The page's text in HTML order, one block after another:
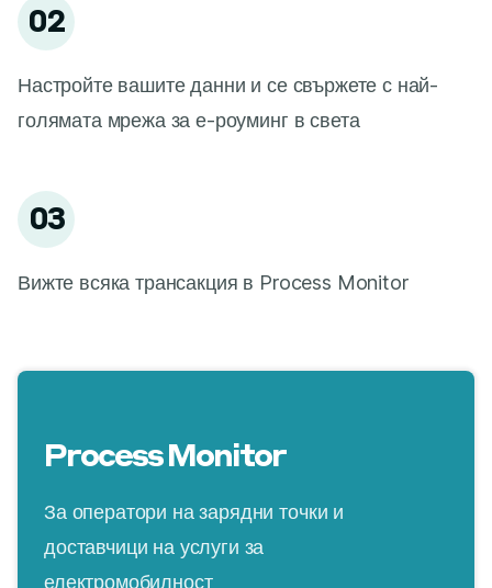
02
Настройте вашите данни и се свържете с най-
голямата мрежа за е-роуминг в света
03
Вижте всяка трансакция в Process Monitor
Process Monitor
За оператори на зарядни точки и
доставчици на услуги за
електромобилност